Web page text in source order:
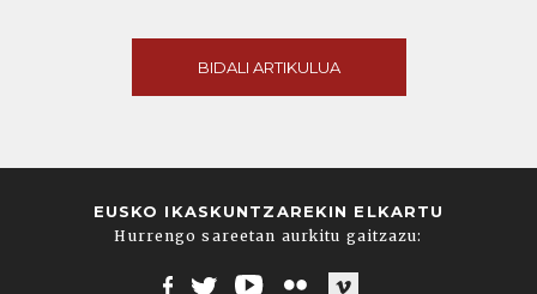
BIDALI ARTIKULUA
EUSKO IKASKUNTZAREKIN ELKARTU
Hurrengo sareetan aurkitu gaitzazu: